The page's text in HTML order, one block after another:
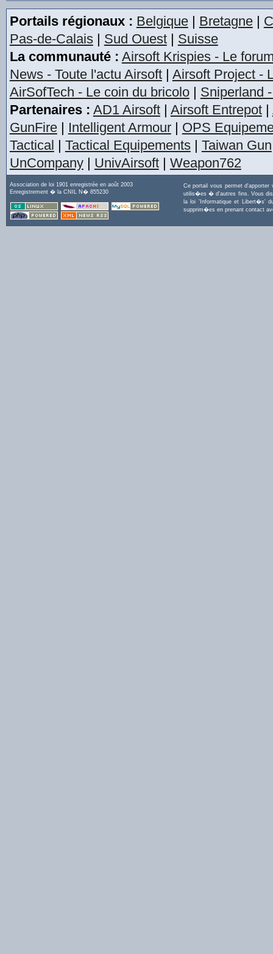
Portails régionaux : Belgique| Bretagne|
Pas-de-Calais| Sud Ouest| Suisse
La communauté : Airsoft Krispies - Le
News - Toute l'actu Airsoft| Airsoft Project -
AirSofTech - Le coin du bricolo| Sniperland
Partenaires : AD1 Airsoft| Airsoft Entrepot|
GunFire| Intelligent Armour| OPS
Tactical | Tactical Equipements| Taiwan Gun
UnCompany| UnivAirsoft| Weapon762
Association de loi 1901 enregistrée en août 2003
Enregistrement � la CNIL N� 855230
Ce portail vous permet
utilis�es � d'autres fins. Vous
la loi 'Informatique et Libert�s'
supprim�es en prenant contact